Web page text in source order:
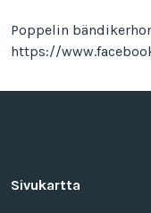
Poppelin
https://
Sivukartta